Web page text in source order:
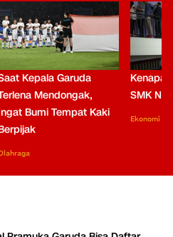
Kepala Garuda
Mendongak,
Bumi Tempat Kaki
Kenapa
SMK
Ekonomi